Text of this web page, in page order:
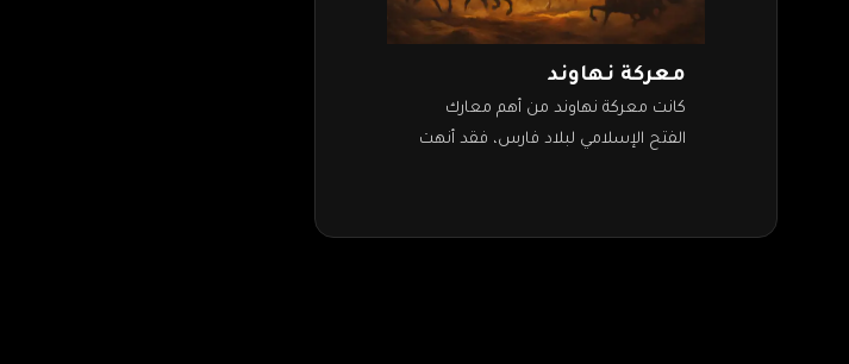
معركة نهاوند
كانت معركة نهاوند من أهم معارك
الفتح الإسلامي لبلاد فارس، فقد أنهت